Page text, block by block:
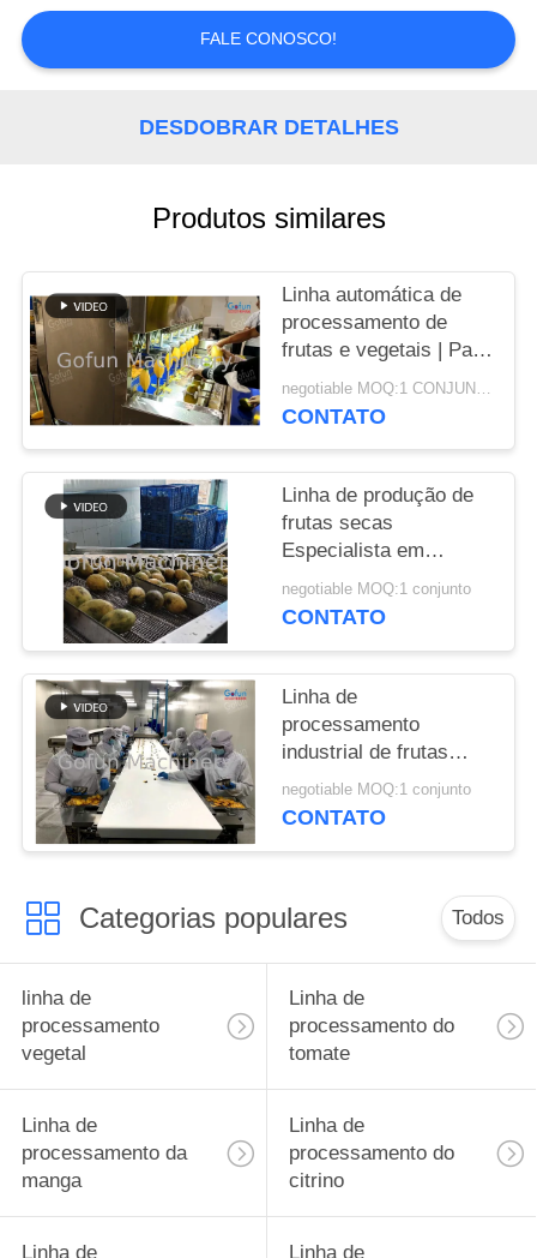
CONTACTE-
NOS
PEÇA
UMAS
CITAÇÕES
MAPA
DO
SITE
POLÍTICA
DE
PRIVACIDADE
FALE CONOSCO!
DESDOBRAR DETALHES
Produtos similares
Linha automática de
processamento de
frutas e vegetais | Para
frutas secas e frutas
em conserva de
negotiable MOQ:1 CONJUNTO
CONTATO
Linha de produção de
frutas secas
Especialista em
máquinas de
processamento de
negotiable MOQ:1 conjunto
CONTATO
Linha de
processamento
industrial de frutas
secas para fatias de
maçã de manga
negotiable MOQ:1 conjunto
CONTATO
Categorias populares Todos
linha de
processamento
vegetal
Linha de
processamento do
tomate
Linha de
processamento da
manga
Linha de
processamento do
citrino
Linha de Linha de